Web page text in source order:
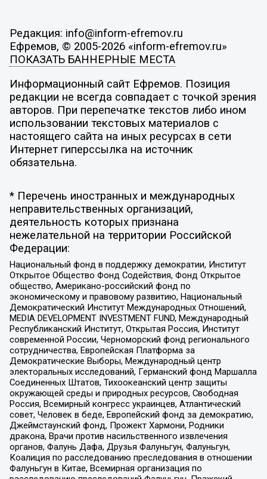
Редакция: info@inform-efremov.ru
Ефремов, © 2005-2026 «inform-efremov.ru»
ПОКАЗАТЬ БАННЕРНЫЕ МЕСТА
Информационный сайт Ефремов. Позиция
редакции не всегда совпадает с точкой зрения
авторов. При перепечатке текстов либо ином
использовании текстовых материалов с
настоящего сайта на иных ресурсах в сети
Интернет гиперссылка на источник
обязательна.
* Перечень иностранных и международных
неправительственных организаций,
деятельность которых признана
нежелательной на территории Российской
Федерации:
Национальный фонд в поддержку демократии, Институт
Открытое Общество Фонд Содействия, Фонд Открытое
общество, Американо-российский фонд по
экономическому и правовому развитию, Национальный
Демократический Институт Международных Отношений,
MEDIA DEVELOPMENT INVESTMENT FUND, Международный
Республиканский Институт, Открытая Россия, Институт
современной России, Черноморский фонд регионального
сотрудничества, Европейская Платформа за
Демократические Выборы, Международный центр
электоральных исследований, Германский фонд Маршалла
Соединенных Штатов, Тихоокеанский центр защиты
окружающей среды и природных ресурсов, Свободная
Россия, Всемирный конгресс украинцев, Атлантический
совет, Человек в беде, Европейский фонд за демократию,
Джеймстаунский фонд, Прожект Хармони, Родники
дракона, Врачи против насильственного извлечения
органов, Фалунь Дафа, Друзья Фалуньгун, Фалуньгун,
Коалиция по расследованию преследования в отношении
Фалуньгун в Китае, Всемирная организация по